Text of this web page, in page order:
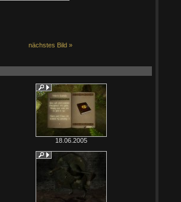
nächstes Bild »
18.06.2005